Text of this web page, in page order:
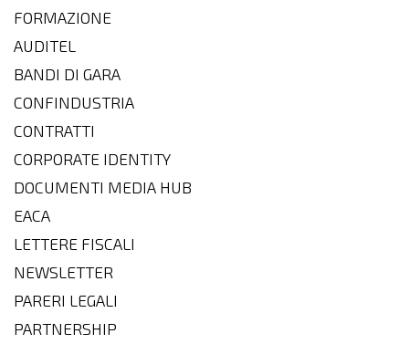
FORMAZIONE
AUDITEL
BANDI DI GARA
CONFINDUSTRIA
CONTRATTI
CORPORATE IDENTITY
DOCUMENTI MEDIA HUB
EACA
LETTERE FISCALI
NEWSLETTER
PARERI LEGALI
PARTNERSHIP